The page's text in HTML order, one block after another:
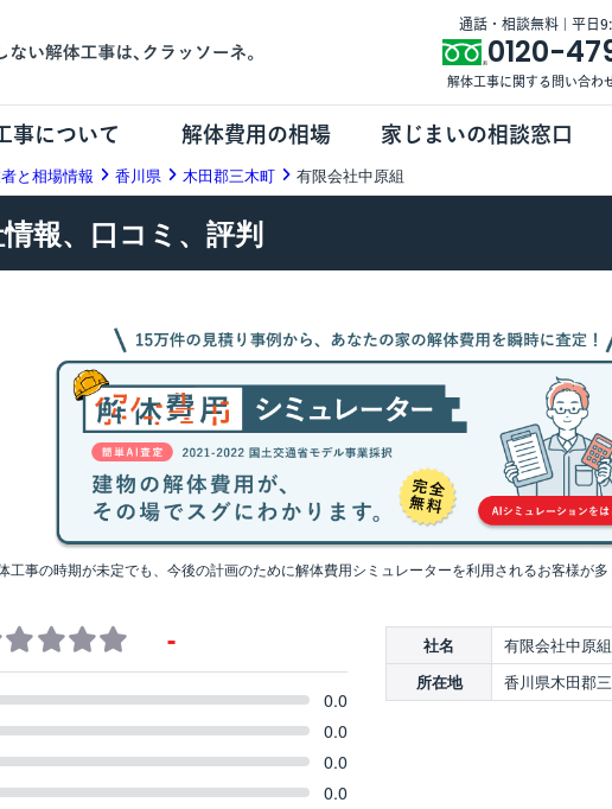
通話・相談無料 | 平日
0120-
解体工事に関する問い合わ
事について 解体費用の相場 家じまいの相談窓口
と相場情報 香川県 木田郡三木町 有限会社中原組
報、口コミ、評判
工事の時期が未定でも、今後の計画のために解体費用シミュレーターを利用されるお客様が多
-
0.0
0.0
0.0
0.0
社名 有限会社中原組
所在地 香川県木田郡